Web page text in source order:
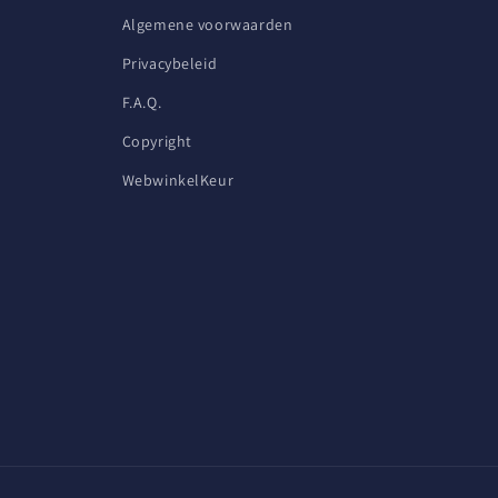
Algemene voorwaarden
Privacybeleid
F.A.Q.
Copyright
WebwinkelKeur